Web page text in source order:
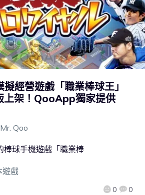
擬經營遊戲「職業棒球王」
架！QooApp獨家提供
Mr. Qoo
0 0
棒球手機遊戲「職業棒
遊戲